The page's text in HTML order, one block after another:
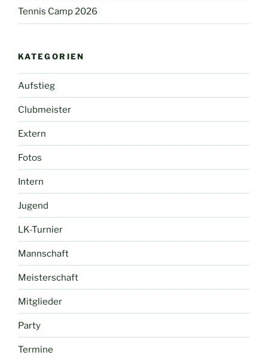
Tennis Camp 2026
KATEGORIEN
Aufstieg
Clubmeister
Extern
Fotos
Intern
Jugend
LK-Turnier
Mannschaft
Meisterschaft
Mitglieder
Party
Termine